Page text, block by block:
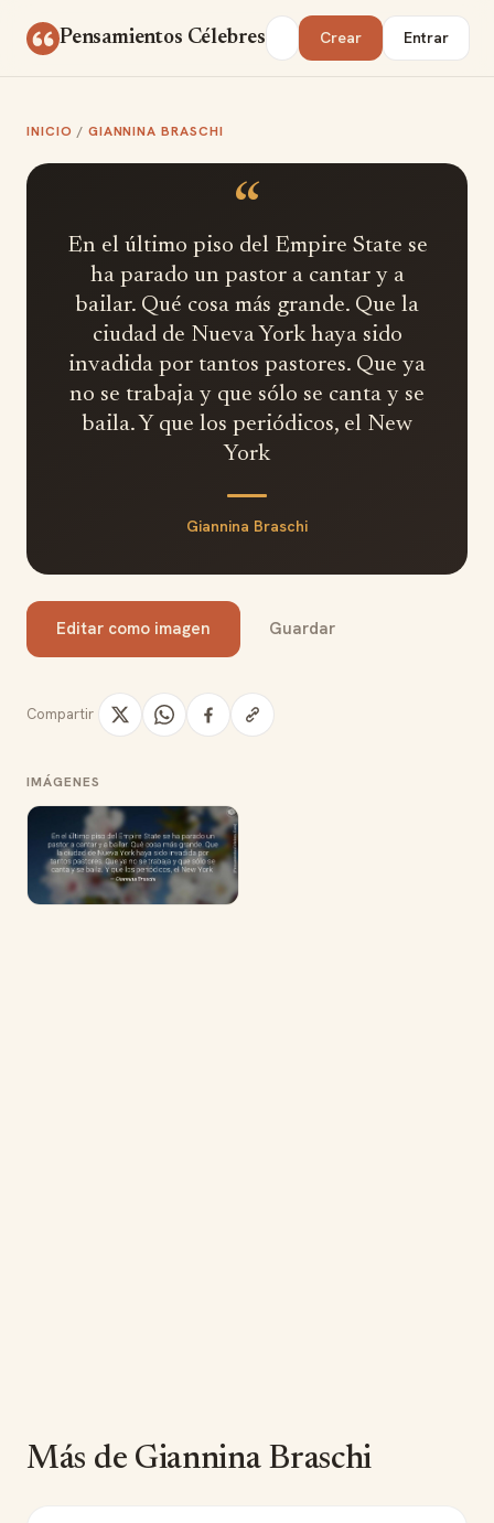
Pensamientos Célebres Buscar Crear Entrar
INICIO / GIANNINA BRASCHI
“
En el último piso del Empire State se
ha parado un pastor a cantar y a
bailar. Qué cosa más grande. Que la
ciudad de Nueva York haya sido
invadida por tantos pastores. Que ya
no se trabaja y que sólo se canta y se
baila. Y que los periódicos, el New
York
Giannina Braschi
Editar como imagen Guardar
Compartir
IMÁGENES
Más de Giannina Braschi